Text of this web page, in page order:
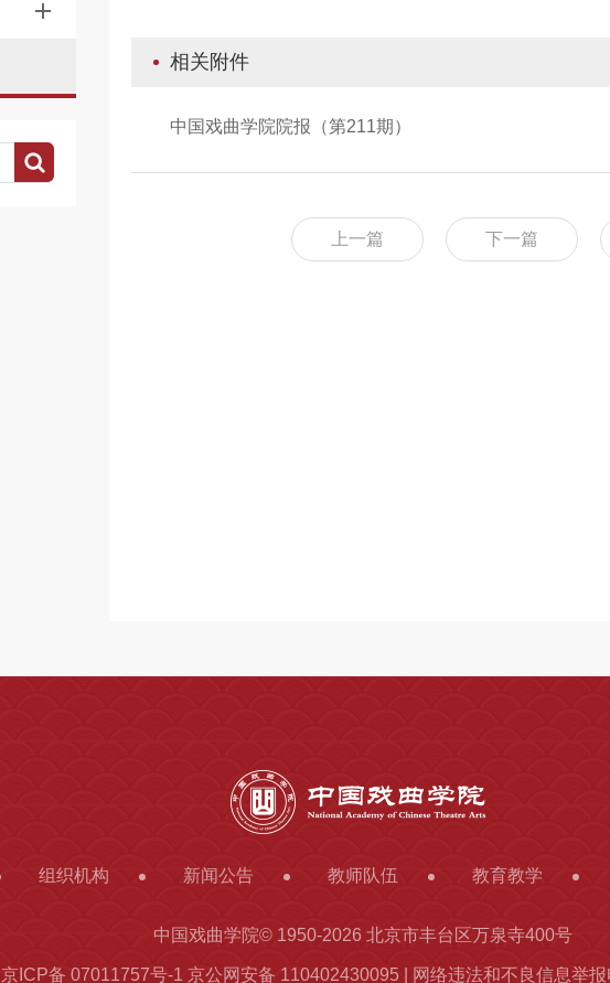
相关附件
中国戏曲学院院报（第211期）
上一篇 下一篇
组织机构 新闻公告 教师队伍 教育教学
中国戏曲学院© 1950-2026 北京市丰台区万泉寺400号
京ICP备 07011757号-1 京公网安备 110402430095 | 网络违法和不良信息举